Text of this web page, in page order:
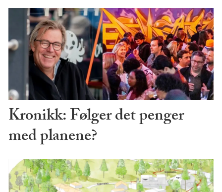
Kronikk: Følger det penger
med planene?